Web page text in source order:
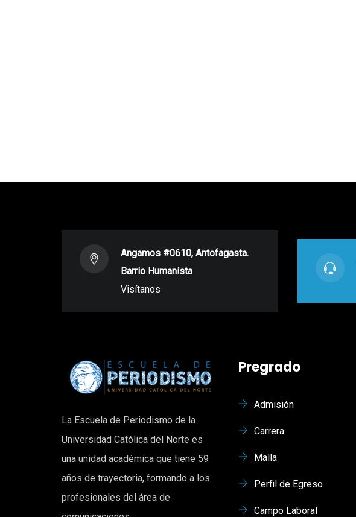
Angamos #0610, Antofagasta.
Barrio Humanista
Visítanos
La Escuela de Periodismo de la
Universidad Católica del Norte es
una unidad académica que tiene 59
años de trayectoria, formando a los
profesionales del área de
Pregrado
Admisión
Carrera
Malla
Perfil de Egreso
Campo Laboral